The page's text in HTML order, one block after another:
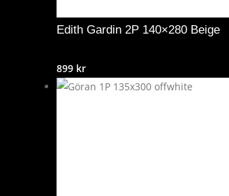
Edith Gardin 2P 140×280 Beige
899 kr